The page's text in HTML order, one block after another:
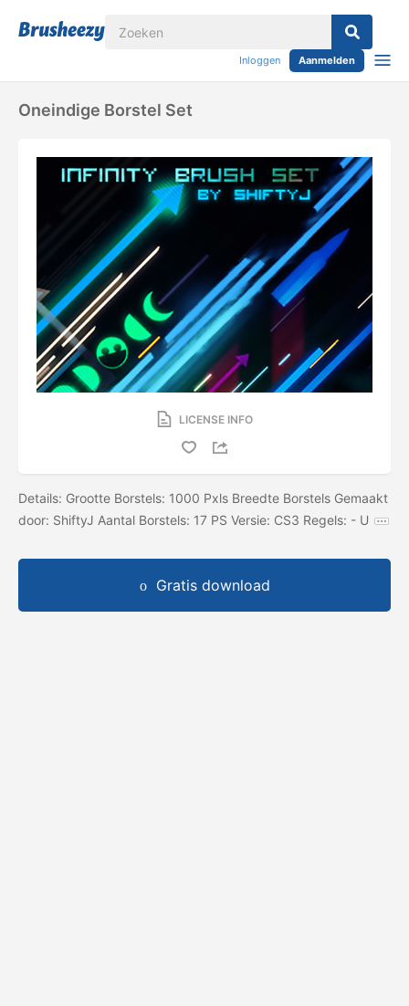
Inloggen Aanmelden
Oneindige Borstel Set
LICENSE INFO
Details: Grootte Borstels: 1000 Pxls Breedte Borstels Gemaakt
door: ShiftyJ Aantal Borstels: 17 PS Versie: CS3 Regels: - U
Gratis download